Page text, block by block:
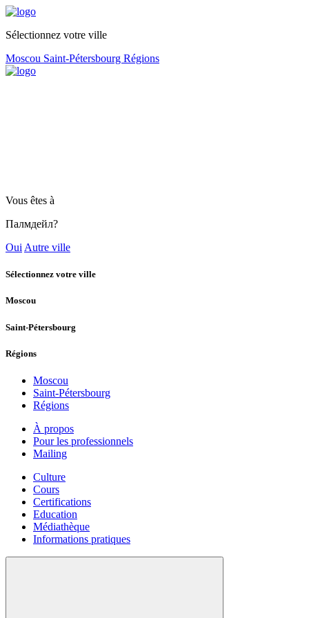
Sélectionnez votre ville
Moscou Saint-Pétersbourg Régions
Vous êtes à
Палмдейл?
Oui Autre ville
Sélectionnez votre ville
Moscou
Saint-Pétersbourg
Régions
Moscou
Saint-Pétersbourg
Régions
À propos
Pour les professionnels
Mailing
Culture
Cours
Certifications
Education
Médiathèque
Informations pratiques